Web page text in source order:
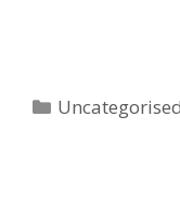
Uncategorised